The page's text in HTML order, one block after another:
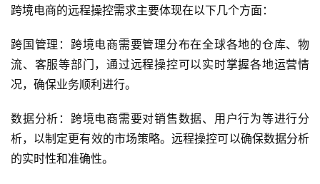
跨境电商的远程操控需求主要体现在以下几个方面：
跨国管理：跨境电商需要管理分布在全球各地的仓库、物
流、客服等部门，通过远程操控可以实时掌握各地运营情
况，确保业务顺利进行。
数据分析：跨境电商需要对销售数据、用户行为等进行分
析，以制定更有效的市场策略。远程操控可以确保数据分析
的实时性和准确性。